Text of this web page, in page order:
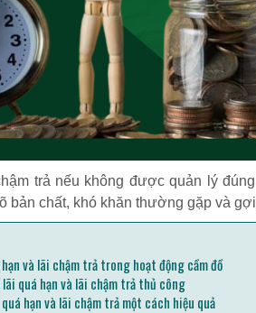
trả nếu không được quản lý
bản chất, khó khăn thường gặp và
và lãi chậm trả trong hoạt động cầm đồ
lãi quá hạn và lãi chậm trả thủ công
hạn và lãi chậm trả một cách hiệu quả